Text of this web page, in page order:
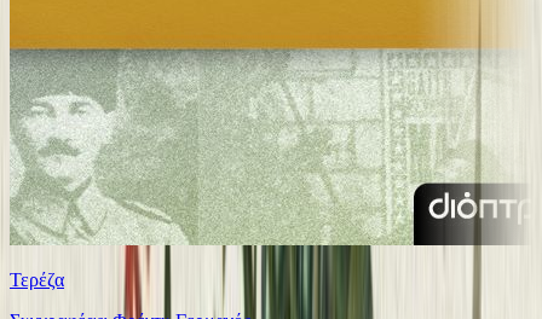
Τερέζα